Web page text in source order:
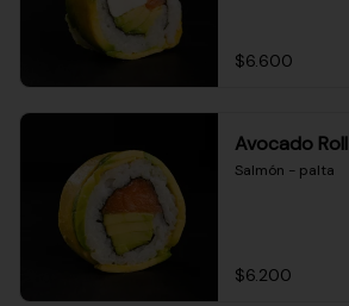
$6.600
Avocado Roll
Salmón - palta
$6.200